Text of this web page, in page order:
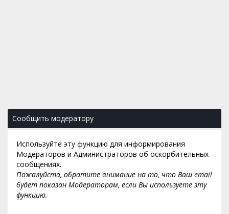
Сообщить модератору
Используйте эту функцию для информирования
Модераторов и Администраторов об оскорбительных
сообщениях.
Пожалуйста, обратите внимание на то, что Ваш email
будет показан Модераторам, если Вы используете эту
функцию.